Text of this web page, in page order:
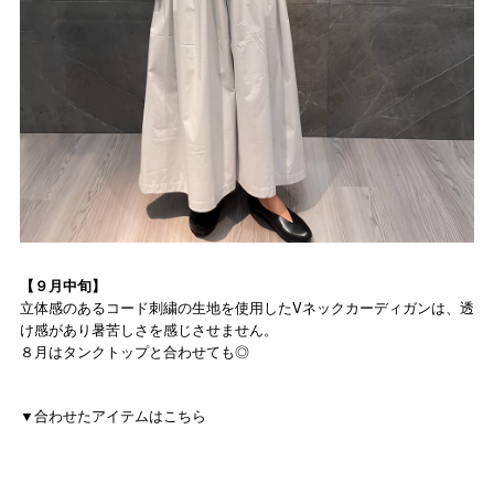
【９月中旬】
立体感のあるコード刺繍の生地を使用したVネックカーディガンは、透
け感があり暑苦しさを感じさせません。
８月はタンクトップと合わせても◎
▼合わせたアイテムはこちら